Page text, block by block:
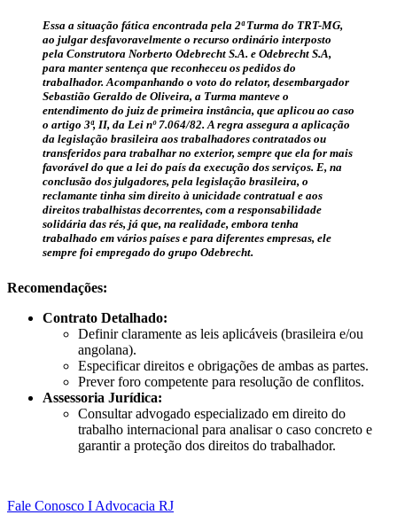
Essa a situação fática encontrada pela 2ª Turma do TRT-MG,
ao julgar desfavoravelmente o recurso ordinário interposto
pela Construtora Norberto Odebrecht S.A. e Odebrecht S.A,
para manter sentença que reconheceu os pedidos do
trabalhador. Acompanhando o voto do relator, desembargador
Sebastião Geraldo de Oliveira, a Turma manteve o
entendimento do juiz de primeira instância, que aplicou ao caso
o artigo 3ª, II, da Lei nº 7.064/82. A regra assegura a aplicação
da legislação brasileira aos trabalhadores contratados ou
transferidos para trabalhar no exterior, sempre que ela for mais
favorável do que a lei do país da execução dos serviços. E, na
conclusão dos julgadores, pela legislação brasileira, o
reclamante tinha sim direito à unicidade contratual e aos
direitos trabalhistas decorrentes, com a responsabilidade
solidária das rés, já que, na realidade, embora tenha
trabalhado em vários países e para diferentes empresas, ele
sempre foi empregado do grupo Odebrecht.
Recomendações:
Contrato Detalhado:
Definir claramente as leis aplicáveis (brasileira e/ou
angolana).
Especificar direitos e obrigações de ambas as partes.
Prever foro competente para resolução de conflitos.
Assessoria Jurídica:
Consultar advogado especializado em direito do
trabalho internacional para analisar o caso concreto e
garantir a proteção dos direitos do trabalhador.
Fale Conosco I Advocacia RJ